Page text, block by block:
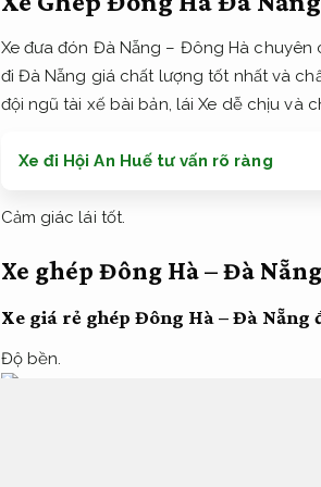
Xe đưa đón Đà Nẵng – Đông Hà
đi Đà Nẵng giá chất lượng tốt nhất và
đội ngũ tài xế bài bản, lái Xe dễ chịu và
Xe đi Hội An Huế tư vấn rõ ràng
Cảm giác lái tốt.
Xe ghép Đông Hà – Đà
Xe giá rẻ ghép Đông Hà – Đà Nẵng
Độ bền.